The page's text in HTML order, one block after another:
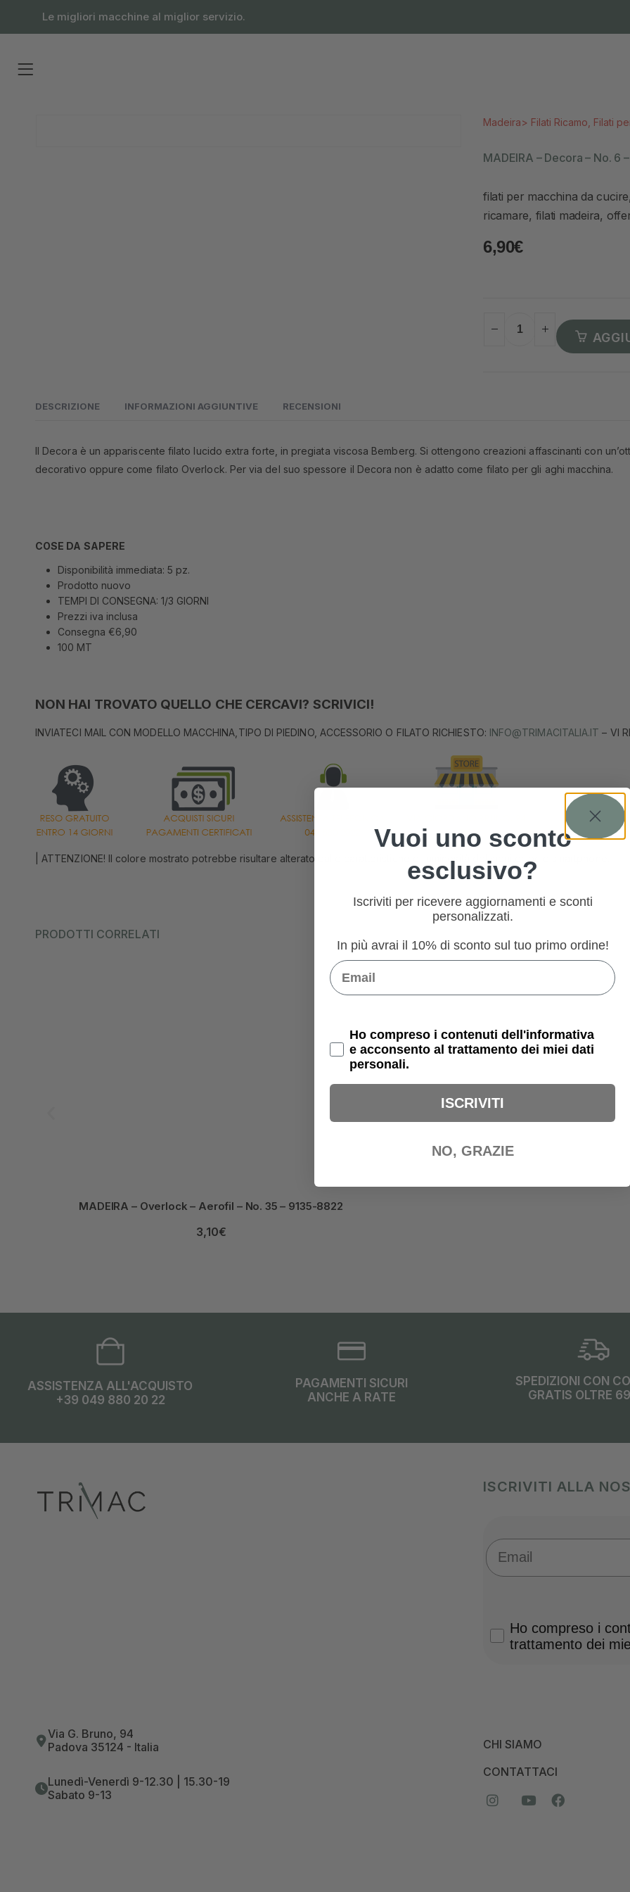
Le migliori macchine al miglior servizio.
Madeira> Filati Ricamo Filati
MADEIRA – Decora – No. 6
filati per macchina da
ricamare, filati madeira,
6,90€
DESCRIZIONE INFORMAZIONI AGGIUNTIVE RECENSIONI
Il Decora è un appariscente filato lucido extra forte, in pregiata viscosa Bemberg. Si ottengono creazioni affascinanti con
decorativo oppure come filato Overlock. Per via del suo spessore il Decora non è adatto come filato per gli aghi macchina.
COSE DA SAPERE
Disponibilità immediata: 5 pz.
Prodotto nuovo
TEMPI DI CONSEGNA: 1/3 GIORNI
Prezzi iva inclusa
Consegna €6,90
100 MT
NON HAI TROVATO QUELLO CHE CERCAVI? SCRIVICI!
INVIATECI MAIL CON MODELLO MACCHINA,TIPO DI PIEDINO, ACCESSORIO O FILATO RICHIESTO: INFO@TRIMACITALIA.IT – VI
| ATTENZIONE! Il colore mostrato potrebbe risultare alterato dalle caratteristiche di luminosità del monitor pc o smartphone.
PRODOTTI CORRELATI
MADEIRA – Overlock – Aerofil – No. 35 – 9135-8822
3,10€
ASSISTENZA ALL'ACQUISTO
+39 049 880 20 22
PAGAMENTI SICURI
ANCHE A RATE
SPEDIZIONI CON
GRATIS OLTRE
ISCRIVITI ALLA
Email
Privacy Policy
Ho compreso i
trattamento dei
Via G. Bruno, 94
Padova 35124 - Italia
Lunedì-Venerdì 9-12.30 | 15.30-19
Sabato 9-13
CHI SIAMO
CONTATTACI
Vuoi uno sconto
esclusivo?
Iscriviti per ricevere aggiornamenti e sconti
personalizzati.
In più avrai il 10% di sconto sul tuo primo ordine!
Email
Privacy Policy
Ho compreso i contenuti dell'informativa
e acconsento al trattamento dei miei dati
personali.
ISCRIVITI
NO, GRAZIE